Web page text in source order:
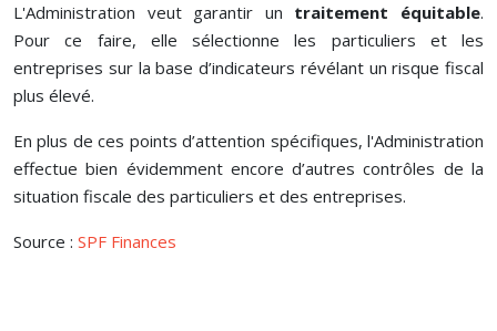
L'Administration veut garantir un traitement équitable.
Pour ce faire, elle sélectionne les particuliers et les
entreprises sur la base d’indicateurs révélant un risque fiscal
plus élevé.
En plus de ces points d’attention spécifiques, l'Administration
effectue bien évidemment encore d’autres contrôles de la
situation fiscale des particuliers et des entreprises.
Source : SPF Finances